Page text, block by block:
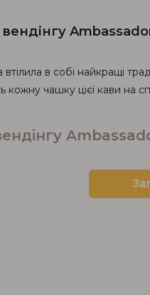
в собі найкращі
чашку цієї кави на